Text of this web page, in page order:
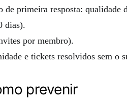
de primeira resposta: qualidade
dias).
por membro).
e tickets resolvidos sem o
prevenir